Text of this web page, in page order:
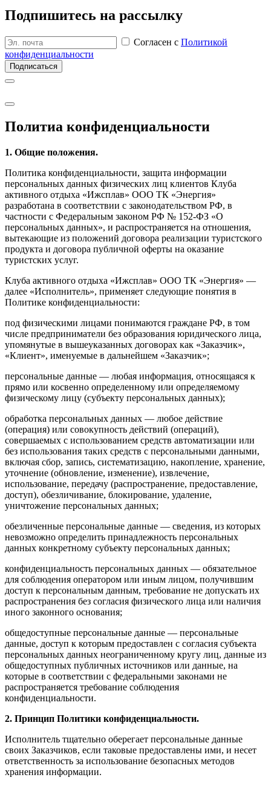
Подпишитесь на рассылку
Согласен с Политикой
конфиденциальности
Подписаться
Политиа кон­фиден­циаль­ности
1. Общие положения.
Политика конфиденциальности, защита информации
персональных данных физических лиц клиентов Клуба
активного отдыха «Ижсплав» ООО ТК «Энергия»
разработана в соответствии с законодательством РФ, в
частности с Федеральным законом РФ № 152-ФЗ «О
персональных данных», и распространяется на отношения,
вытекающие из положений договора реализации туристского
продукта и договора публичной оферты на оказание
туристских услуг.
Клуба активного отдыха «Ижсплав» ООО ТК «Энергия» —
далее «Исполнитель», применяет следующие понятия в
Политике конфиденциальности:
под физическими лицами понимаются граждане РФ, в том
числе предприниматели без образования юридического лица,
упомянутые в вышеуказанных договорах как «Заказчик»,
«Клиент», именуемые в дальнейшем «Заказчик»;
персональные данные — любая информация, относящаяся к
прямо или косвенно определенному или определяемому
физическому лицу (субъекту персональных данных);
обработка персональных данных — любое действие
(операция) или совокупность действий (операций),
совершаемых с использованием средств автоматизации или
без использования таких средств с персональными данными,
включая сбор, запись, систематизацию, накопление, хранение,
уточнение (обновление, изменение), извлечение,
использование, передачу (распространение, предоставление,
доступ), обезличивание, блокирование, удаление,
уничтожение персональных данных;
обезличенные персональные данные — сведения, из которых
невозможно определить принадлежность персональных
данных конкретному субъекту персональных данных;
конфиденциальность персональных данных — обязательное
для соблюдения оператором или иным лицом, получившим
доступ к персональным данным, требование не допускать их
распространения без согласия физического лица или наличия
иного законного основания;
общедоступные персональные данные — персональные
данные, доступ к которым предоставлен с согласия субъекта
персональных данных неограниченному кругу лиц, данные из
общедоступных публичных источников или данные, на
которые в соответствии с федеральными законами не
распространяется требование соблюдения
конфиденциальности.
2. Принцип Политики конфиденциальности.
Исполнитель тщательно оберегает персональные данные
своих Заказчиков, если таковые предоставлены ими, и несет
ответственность за использование безопасных методов
хранения информации.